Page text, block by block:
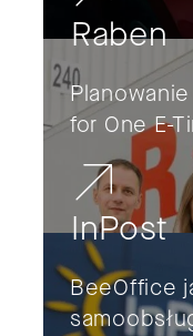
Raben
for One E-
InPost
BeeOffice